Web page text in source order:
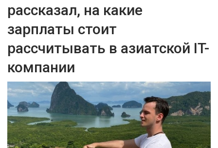
рассказал, на какие
зарплаты стоит
рассчитывать в азиатской IT-
компании